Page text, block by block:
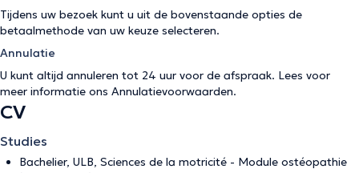
Tijdens uw bezoek kunt u uit de bovenstaande opties de
betaalmethode van uw keuze selecteren.
Annulatie
U kunt altijd annuleren tot 24 uur voor de afspraak. Lees voor
meer informatie ons Annulatievoorwaarden.
CV
Studies
Bachelier, ULB, Sciences de la motricité - Module ostéopathie